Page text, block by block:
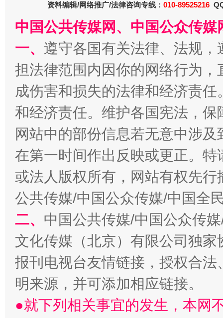
习近平的博鳌关键词
魏明亮
生
资料编辑/网络推广/法律咨询专线： 010-89525216
中国公共传媒网、中国公众传
一、 遵守各国有关法律、法规
担法律范围内因你的网络行为
成伤害和损失的法律和经济责
和经济责任。维护各国宪法，
网站中的部份信息若无意中涉
在第一时间作出反映或更正。
或法人版权所有，网站有权先
公共传媒/中国公众传媒/中国全
二、 中国公共传媒/中国公众传
文化传媒（北京）有限公司独
报刊电视台友情链接，授权合
明来源，并可添加相应链接。
●就下列相关事宜的发生，本网